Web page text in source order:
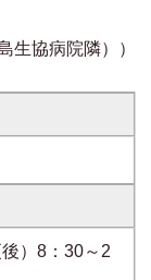
生協病院隣））
）8：30～2